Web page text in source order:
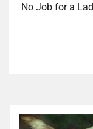
No Job for a